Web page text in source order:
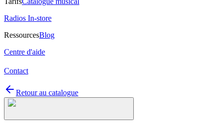
Radios In-store
RessourcesBlog
Centre d'aide
Contact
Retour au catalogue